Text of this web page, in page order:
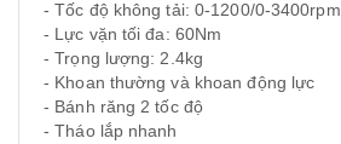
- Tốc độ không tải: 0-1200/0-3400rpm
- Lực vặn tối đa: 60Nm
- Trọng lượng: 2.4kg
- Khoan thường và khoan động lực
- Bánh răng 2 tốc độ
- Tháo lắp nhanh